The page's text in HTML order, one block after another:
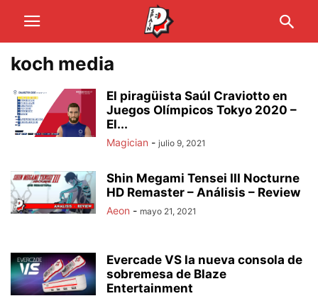
koch media
El piragüista Saúl Craviotto en
Juegos Olímpicos Tokyo 2020 –
El...
Magician - julio 9, 2021
Shin Megami Tensei III Nocturne
HD Remaster – Análisis – Review
Aeon - mayo 21, 2021
Evercade VS la nueva consola de
sobremesa de Blaze
Entertainment